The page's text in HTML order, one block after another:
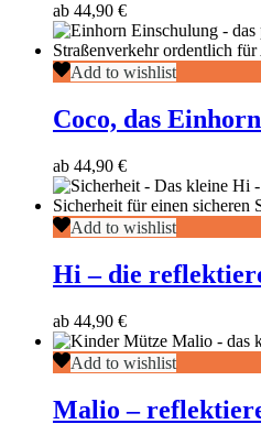
reflektierende
Mütze
Herbst
Winter
ab 44,90 €
Coco,
das
Einhorn
–
reflektierende
Mütze
für
den
&
Winter
Add to wishlist
Coco, das
ab 44,90 €
Hi
–
die
reflektierende
für
Herbst
&
Add to wishlist
Hi – die
ab 44,90 €
Malio
–
reflektierende
Mütze
Add to wishlist
Malio –